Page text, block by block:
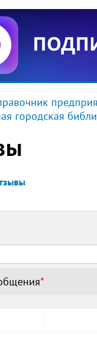
городская
*